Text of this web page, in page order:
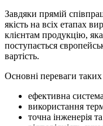
Завдяки прямій
якість на всіх етапах
клієнтам продукцію,
поступається
вартість.
Основні переваги
ефективна
використання
точна інженерія